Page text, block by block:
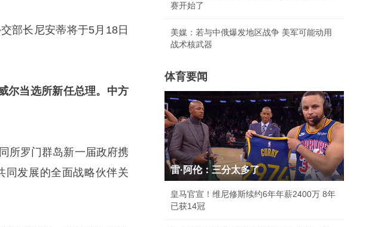
部长尼安蒂将于5月18日
尔当选所新任总理。中方
所罗门群岛新一届政府携
同发展的全面战略伙伴关
赛开始了
美媒：若与中俄爆发地区战争 美军可能动用
战术核武器
体育要闻
雷·阿伦：三分太多了
皇马官宣！维尼修斯续约6年年薪2400万 8年
已获14冠